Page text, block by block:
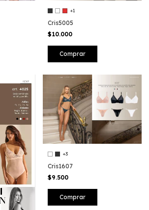
+1
Cris5005
$10.000
Comprar
+3
Cris1607
$9.500
Comprar